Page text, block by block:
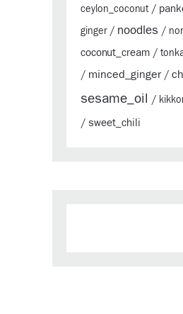
ceylon_coconut/
ginger/ noodles /
coconut_cream /
/ minced_ginger/
sesame_oil /
/ sweet_chili